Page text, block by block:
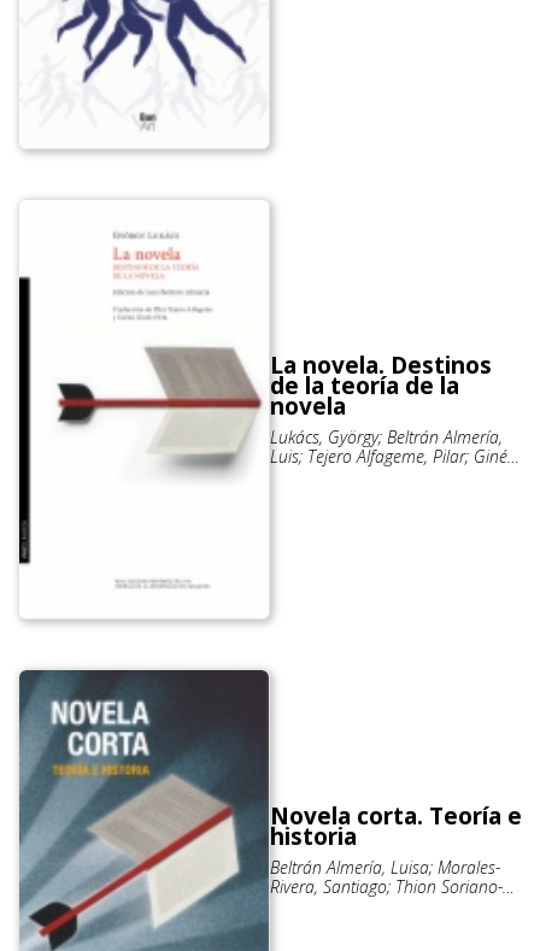
La novela. Destinos
de la teoría de la
novela
Lukács, György; Beltrán Almería,
Luis; Tejero Alfageme, Pilar; Ginés
Novela corta. Teoría e
historia
Beltrán Almería, Luisa; Morales-
Rivera, Santiago; Thion Soriano-